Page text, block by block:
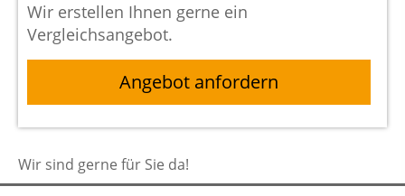
Wir erstellen Ihnen gerne ein
Vergleichsangebot.
Angebot anfordern
Wir sind gerne für Sie da!